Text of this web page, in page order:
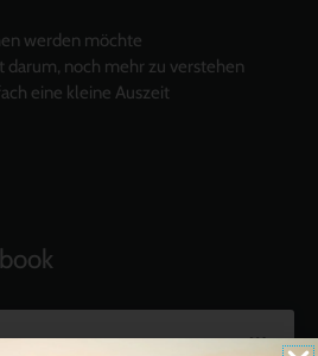
werden möchte
darum, noch mehr zu verstehen
eine kleine Auszeit